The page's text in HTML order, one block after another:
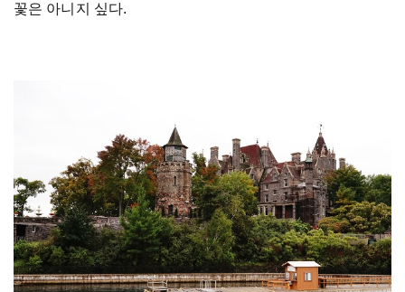
꽃은 아니지 싶다.